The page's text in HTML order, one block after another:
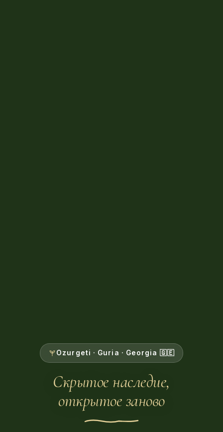
Ozurgeti · Guria · Georgia 🇬🇪
Скрытое наследие,
открытое заново